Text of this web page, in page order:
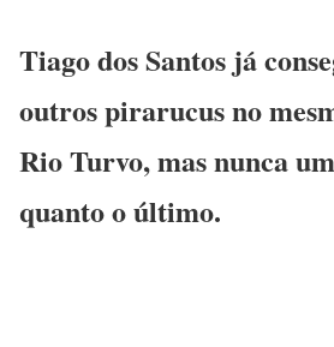
Tiago dos Santos já
outros pirarucus no
Rio Turvo, mas nunca
quanto o último.